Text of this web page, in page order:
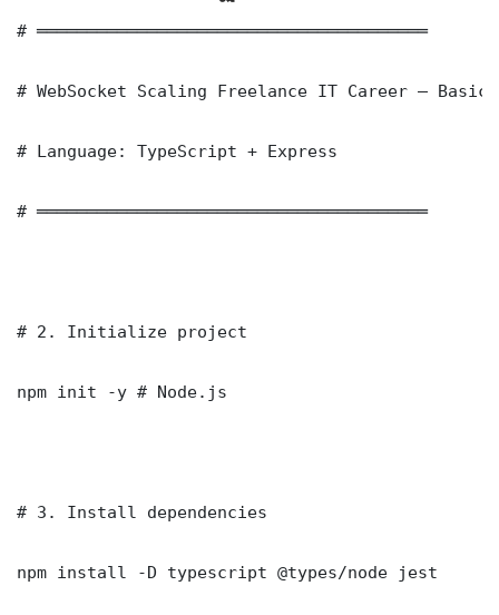
# ═══════════════════════════════════════
# WebSocket Scaling Freelance IT Career — Basic
# Language: TypeScript + Express
# ═══════════════════════════════════════
# 2. Initialize project
npm init -y # Node.js
# 3. Install dependencies
npm install -D typescript @types/node jest